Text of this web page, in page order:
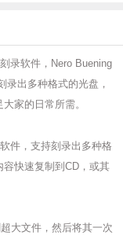
录软件，Nero Buening
录出多种格式的光盘，
家的日常所需。
件，支持刻录出多种格
快速复制到CD，或其
大文件，然后将其一次